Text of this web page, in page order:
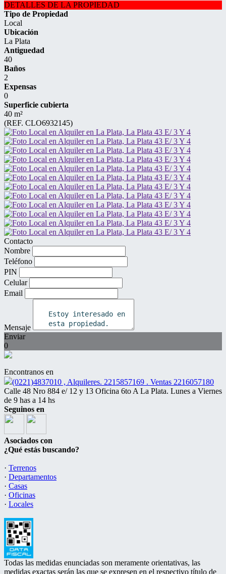
DETALLES DE LA PROPIEDAD
Tipo de Propiedad
Local
Ubicación
La Plata
Antiguedad
40
Baños
2
Expensas
0
Superficie cubierta
40 m²
(REF. CLO6932145)
Contacto
Nombre
Teléfono
PIN
Celular
Email
Mensaje
Enviar
0
Encontranos en
(0221)4837010 , Alquileres. 2215857169 . Ventas 2216057180
Calle 48 Nro 884 e/ 12 y 13 Oficina 6to A La Plata. Lunes a Viernes
de 9 has a 14 hs
Seguinos en
Asociados con
¿Qué estás buscando?
· Terrenos
· Departamentos
· Casas
· Oficinas
· Locales
Todas las medidas enunciadas son meramente orientativas, las
medidas exactas serán las que se expresen en el respectivo título de